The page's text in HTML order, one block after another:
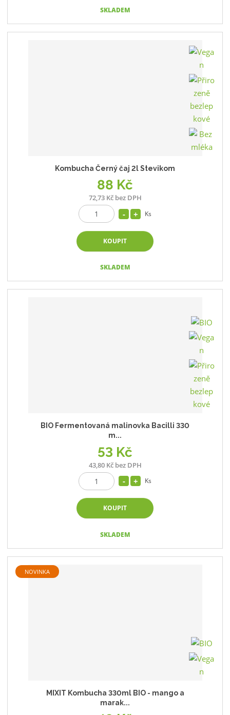
SKLADEM
Kombucha Černý čaj 2l Stevikom
88 Kč
72,73 Kč bez DPH
Ks
KOUPIT
SKLADEM
BIO Fermentovaná malinovka Bacilli 330
m...
53 Kč
43,80 Kč bez DPH
Ks
KOUPIT
SKLADEM
NOVINKA
MIXIT Kombucha 330ml BIO - mango a
marak...